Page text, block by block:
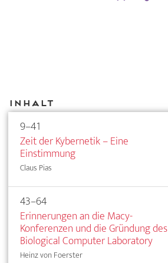
Inhalt
9–41
Zeit der Kybernetik – Eine
Einstimmung
Claus Pias
43–64
Erinnerungen an die Macy-
Konferenzen und die Gründung des
Biological Computer Laboratory
Heinz von Foerster